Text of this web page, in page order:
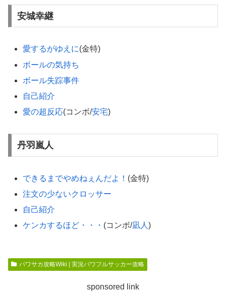
安城幸継
愛するがゆえに(金特)
ボールの気持ち
ボール失踪事件
自己紹介
愛の超反応(コンボ/安宅)
丹羽嵐人
できるまでやめねぇんだよ！ (金特)
注文の少ないクロッサー
自己紹介
ケンカするほど・・・ (コンボ/凪人)
パワサカ攻略Wiki | 実況パワフルサッカー攻略
sponsored link